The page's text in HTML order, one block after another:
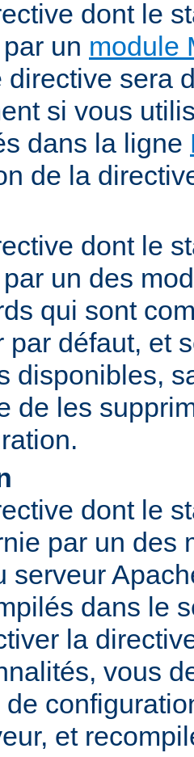
dont le
un module
directive sera
si vous
dans la ligne
de la
dont le
un des
qui sont
par défaut, et
disponibles,
de les
dont le
par un des
serveur
dans le
la
vous
et